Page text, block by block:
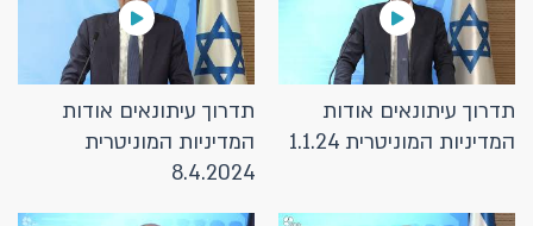
תדרוך עיתונאים אודות
המדיניות המוניטרית 1.1.24
תדרוך עיתונאים אודות
המדיניות המוניטרית
8.4.2024